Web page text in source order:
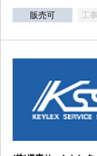
販売可 工